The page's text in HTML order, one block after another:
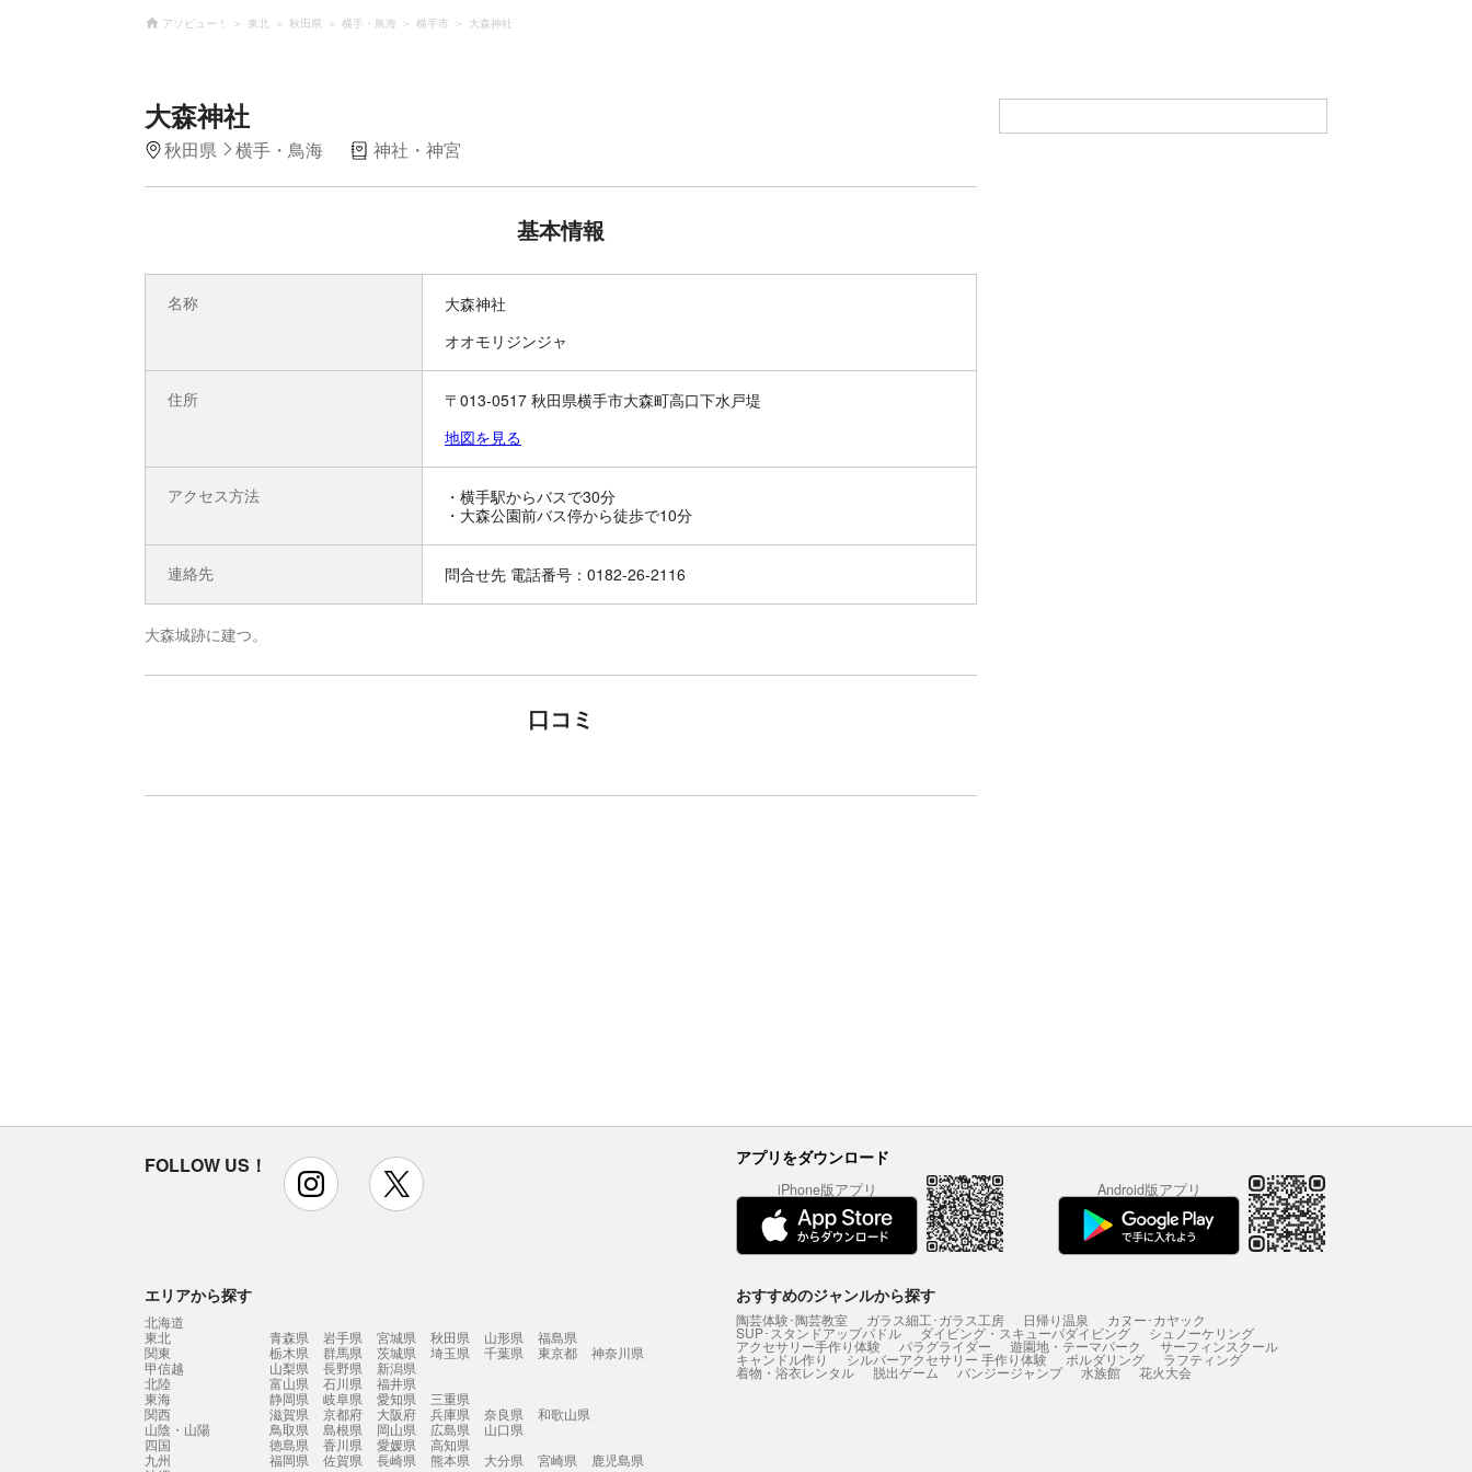
アソビュー！ 東北 秋田県 横手・鳥海 横手市 大森神社
大森神社
秋田県 横手・鳥海 神社・神宮
基本情報
名称
大森神社
オオモリジンジャ
住所
〒013-0517 秋田県横手市大森町高口下水戸堤
地図を見る
アクセス方法
・横手駅からバスで30分
・大森公園前バス停から徒歩で10分
連絡先 問合せ先 電話番号：0182-26-2116
大森城跡に建つ。
口コミ
FOLLOW US！ instagram アプリをダウンロード
iPhone版アプリ Android版アプリ
エリアから探す
北海道
東北
青森県 岩手県 宮城県 秋田県 山形県
福島県
関東
栃木県 群馬県 茨城県 埼玉県 千葉県 東京都
神奈川県
甲信越
山梨県 長野県
新潟県
北陸
富山県 石川県
福井県
東海
静岡県 岐阜県 愛知県
三重県
関西
滋賀県 京都府 大阪府 兵庫県 奈良県
和歌山県
山陰・山陽
鳥取県 島根県 岡山県 広島県
山口県
四国
徳島県 香川県 愛媛県
高知県
九州
福岡県 佐賀県 長崎県 熊本県 大分県 宮崎県
鹿児島県
おすすめのジャンルから探す
陶芸体験･陶芸教室 ガラス細工･ガラス工房 日帰り温泉 カヌー･カヤック
SUP･スタンドアップパドル ダイビング・スキューバダイビング シュノーケリング
アクセサリー手作り体験 パラグライダー 遊園地・テーマパーク サーフィンスクール
キャンドル作り シルバーアクセサリー 手作り体験 ボルダリング ラフティング
着物・浴衣レンタル 脱出ゲーム バンジージャンプ 水族館 花火大会